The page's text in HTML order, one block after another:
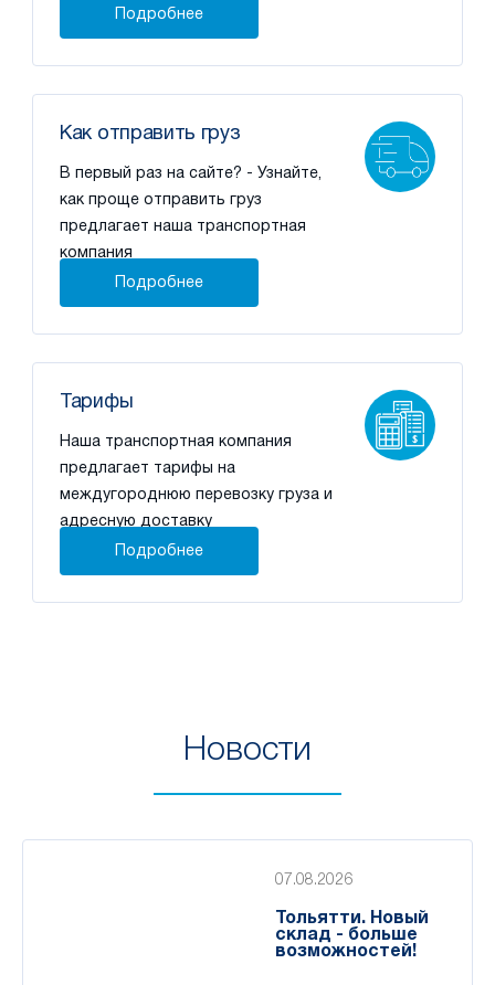
Подробнее
Как отправить груз
В первый раз на сайте? - Узнайте,
как проще отправить груз
предлагает наша транспортная
компания
Подробнее
Тарифы
Наша транспортная компания
предлагает тарифы на
междугороднюю перевозку груза и
адресную доставку
Подробнее
Новости
07.08.2026
Тольятти. Новый
склад - больше
возможностей!